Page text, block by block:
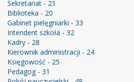
Sekretariat - 21
Biblioteka - 20
Gabinet pielęgniarki - 33
Intendent szkoła - 32
Kadry - 28
Kierownik administracji - 24
Księgowość - 25
Pedagog - 31